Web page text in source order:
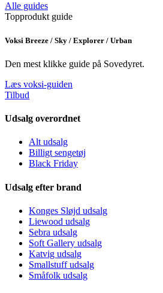
Alle guides
Topprodukt guide
Voksi Breeze / Sky / Explorer / Urban
Den mest klikke guide på Sovedyret.
Læs voksi-guiden
Tilbud
Udsalg overordnet
Alt udsalg
Billigt sengetøj
Black Friday
Udsalg efter brand
Konges Sløjd udsalg
Liewood udsalg
Sebra udsalg
Soft Gallery udsalg
Katvig udsalg
Smallstuff udsalg
Småfolk udsalg